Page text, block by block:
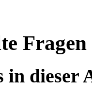
Fragen
in dieser